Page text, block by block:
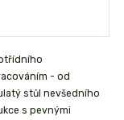
- od
stůl nevšedního
s pevnými